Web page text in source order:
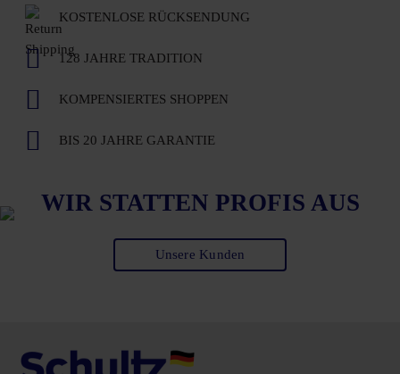
KOSTENLOSE RÜCKSENDUNG
128 JAHRE TRADITION
KOMPENSIERTES SHOPPEN
BIS 20 JAHRE GARANTIE
WIR STATTEN PROFIS AUS
Unsere Kunden